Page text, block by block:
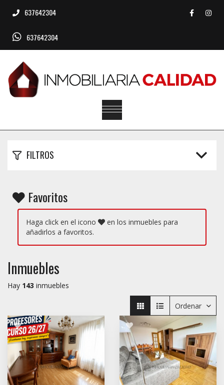
637642304
637642304
FILTROS
Favoritos
Haga click en el icono
en los inmuebles para
añadirlos a favoritos.
Inmuebles
Hay 143 inmuebles
Ordenar